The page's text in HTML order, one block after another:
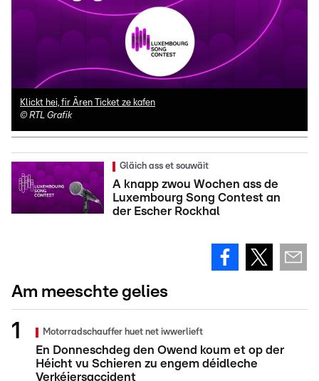
Klickt hei, fir Ären Ticket ze kafen
© RTL Grafik
Gläich ass et souwäit
A knapp zwou Wochen ass de
Luxembourg Song Contest an
der Escher Rockhal
Am meeschte gelies
Motorradschauffer huet net iwwerlieft
En Donneschdeg den Owend koum et op der
Héicht vu Schieren zu engem déidleche
Verkéiersaccident